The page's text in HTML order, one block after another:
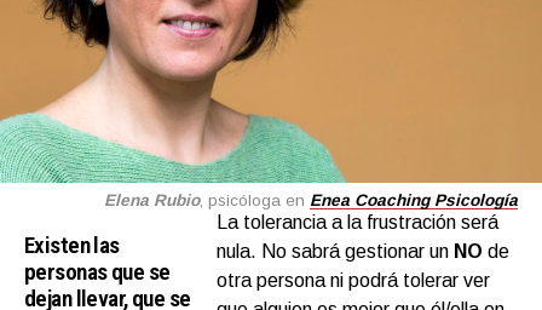
Elena Rubio, psicóloga en Enea Coaching Psicología
Existen las
personas que se
dejan llevar, que se
La tolerancia a la frustración será
nula. No sabrá gestionar un NO de
otra persona ni podrá tolerar ver